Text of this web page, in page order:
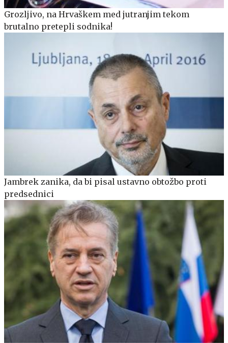
Grozljivo, na Hrvaškem med jutranjim tekom
brutalno pretepli sodnika!
Jambrek zanika, da bi pisal ustavno obtožbo proti
predsednici